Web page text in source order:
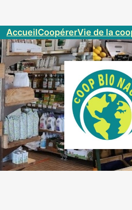
AccueilCoopérerVie de la